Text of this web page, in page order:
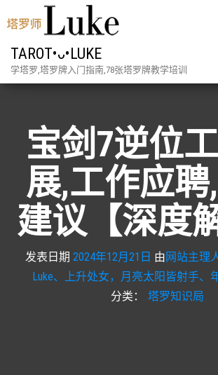
TAROT•ᴗ•LUKE
学塔罗,塔罗牌入门指南,78张塔罗牌教学培训
宝剑7逆位
展,工作应
建议【深度
发表日期 2024年12月21日 由网站主理
Luke、上升处女，月亮太阳皆射手、
分类：
塔罗知识局